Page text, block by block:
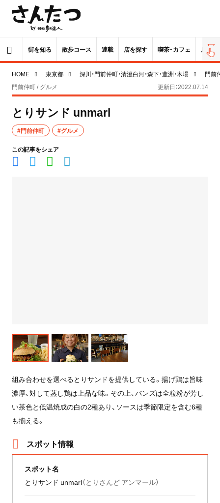
街を知る 散歩コース 連載 店を探す 喫茶・カフェ 居酒屋
HOME 東京都 深川・門前仲町・清澄白河・森下・豊洲・木場
門前
門前仲町 / グルメ
更新日：2022.07.14
とりサンド unmarl
#門前仲町 #グルメ
この記事をシェア
組み合わせを選べるとりサンドを提供している。揚げ鶏は旨味
濃厚、対して蒸し鶏は上品な味。その上、バンズは全粒粉が芳し
い茶色と低温焼成の白の2種あり、ソースは季節限定を含む6種
も揃える。
スポット情報
スポット名
とりサンド unmarl（とりさんど アンマール）